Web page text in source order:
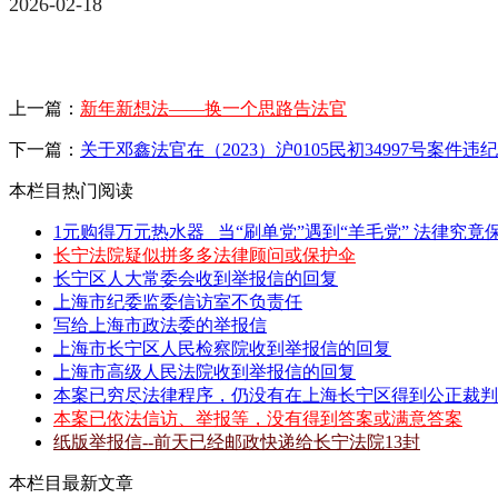
上一篇： 新年新想法——换一个思路告法官
下一篇： 关于邓鑫法官在（2023）沪0105民初34997号案件违
本栏目热门阅读
1元购得万元热水器 _当“刷单党”遇到“羊毛党” 法律究竟
长宁法院疑似拼多多法律顾问或保护伞
长宁区人大常委会收到举报信的回复
上海市纪委监委信访室不负责任
写给上海市政法委的举报信
上海市长宁区人民检察院收到举报信的回复
上海市高级人民法院收到举报信的回复
本案已穷尽法律程序，仍没有在上海长宁区得到公正裁判
本案已依法信访、举报等，没有得到答案或满意答案
纸版举报信--前天已经邮政快递给长宁法院13封
本栏目最新文章